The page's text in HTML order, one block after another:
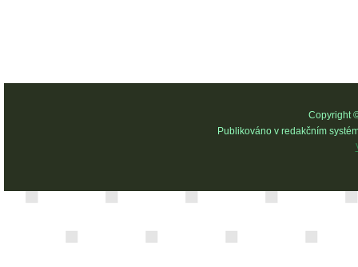
Copyright
Publikováno v redakčním